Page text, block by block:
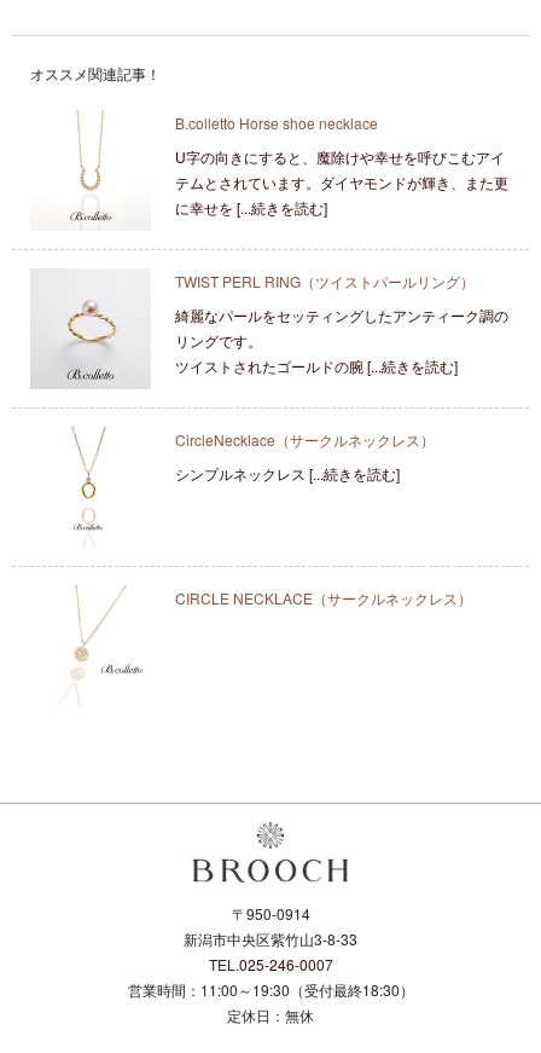
オススメ関連記事！
B.colletto Horse shoe necklace
U字の向きにすると、魔除けや幸せを呼びこむアイ
テムとされています。ダイヤモンドが輝き、また更
に幸せを [...続きを読む]
TWIST PERL RING（ツイストパールリング）
綺麗なパールをセッティングしたアンティーク調の
リングです。
ツイストされたゴールドの腕 [...続きを読む]
CircleNecklace（サークルネックレス）
シンプルネックレス [...続きを読む]
CIRCLE NECKLACE（サークルネックレス）
〒950-0914
新潟市中央区紫竹山3-8-33
TEL.025-246-0007
営業時間：11:00～19:30（受付最終18:30）
定休日：無休